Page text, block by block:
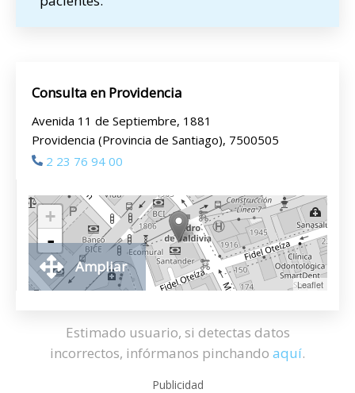
Consulta en Providencia
Avenida 11 de Septiembre, 1881
Providencia (Provincia de Santiago), 7500505
2 23 76 94 00
+
-
Leaflet
Ampliar
Estimado usuario, si detectas datos
incorrectos, infórmanos pinchando aquí.
Publicidad